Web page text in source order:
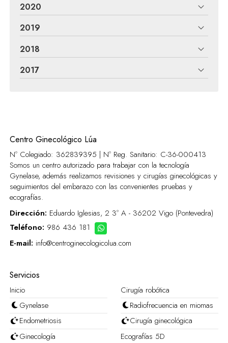
2020
2019
2018
2017
Centro Ginecológico Lúa
Nº Colegiado: 362839395 | Nº Reg. Sanitario: C-36-000413
Somos un centro autorizado para trabajar con la tecnología
Gynelase, además realizamos revisiones y cirugías ginecológicas y
seguimientos del embarazo con las convenientes pruebas y
ecografías.
Dirección: Eduardo Iglesias, 2 3º A - 36202 Vigo (Pontevedra)
Teléfono: 986 436 181
E-mail: info@centroginecologicolua.com
Servicios
Inicio
Cirugía robótica
Gynelase
Radiofrecuencia en miomas
Endometriosis
Cirugía ginecológica
Ginecología
Ecografías 5D